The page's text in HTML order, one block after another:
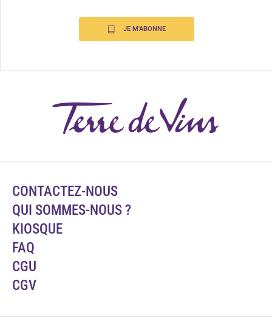
JE M'ABONNE
CONTACTEZ-NOUS
QUI SOMMES-NOUS ?
KIOSQUE
FAQ
CGU
CGV